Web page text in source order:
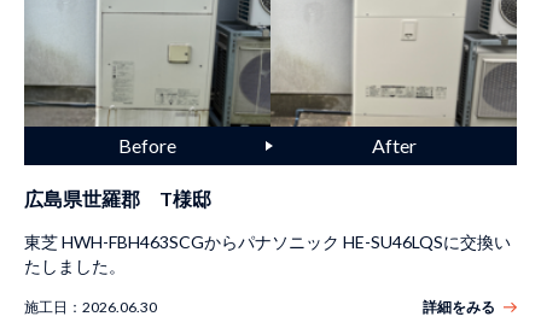
広島県世羅郡 T様邸
東芝 HWH-FBH463SCGからパナソニック HE-SU46LQSに交換い
たしました。
施工日： 2026.06.30 詳細をみる